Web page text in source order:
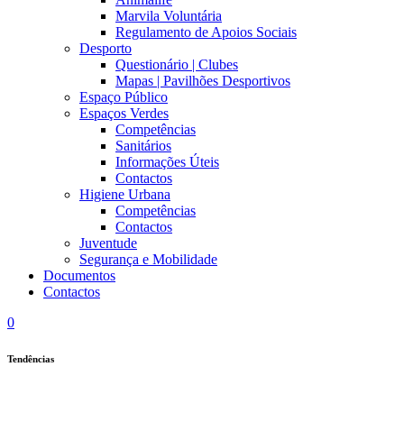
Marvila Voluntária
Regulamento de Apoios Sociais
Desporto
Questionário | Clubes
Mapas | Pavilhões Desportivos
Espaço Público
Espaços Verdes
Competências
Sanitários
Informações Úteis
Contactos
Higiene Urbana
Competências
Contactos
Juventude
Segurança e Mobilidade
Documentos
Contactos
0
Tendências